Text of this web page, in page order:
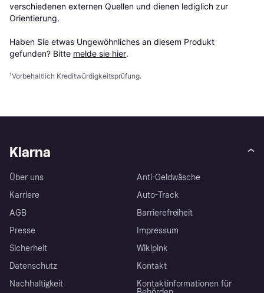
verschiedenen externen Quellen und dienen lediglich zur
Orientierung.
Haben Sie etwas Ungewöhnliches an diesem Produkt
gefunden? Bitte melde sie hier.
¹Vorbehaltlich Kreditwürdigkeitsprüfung.
Klarna
Über uns
Karriere
AGB
Presse
Sicherheit
Datenschutz
Nachhaltigkeit
Anti-Geldwäsche
Auto-Track
Barrierefreiheit
Impressum
Wikipink
Kontakt
Kontaktinformationen für